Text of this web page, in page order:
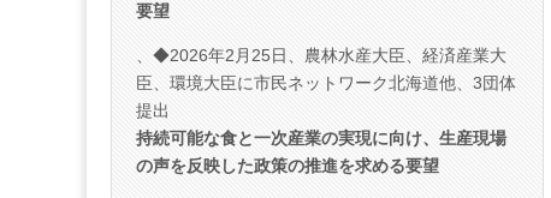
要望
、◆2026年2月25日、農林水産大臣、経済産業大
臣、環境大臣に市民ネットワーク北海道他、3団体
提出
持続可能な食と一次産業の実現に向け、生産現場
の声を反映した政策の推進を求める要望